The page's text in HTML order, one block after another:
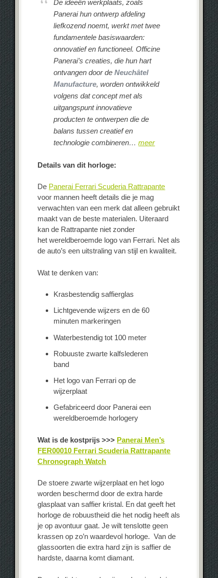
De ideeën werkplaats, zoals
Panerai hun ontwerp afdeling
liefkozend noemt, werkt met twee
fundamentele basiswaarden:
onnovatief en functioneel. Officine
Panerai’s creaties, die hun hart
ontvangen door deNeuchâtel
Manufacture, worden ontwikkeld
volgens dat concept met als
uitgangspunt innovatieve
producten te ontwerpen die de
balans tussen creatief en
technologie combineren…meer
Details van dit horloge:
De Panerai Ferrari Scuderia Rattrapante
voor mannen heeft details die je mag
verwachten van een merk dat alleen gebruikt
maakt van de beste materialen. Uiteraard
kan de Rattrapante niet zonder
het wereldberoemde logo van Ferrari. Net als
de auto’s een uitstraling van stijl en kwaliteit.
Wat te denken van:
Krasbestendig saffierglas
Lichtgevende wijzers en de 60
minuten markeringen
Waterbestendig tot 100 meter
Robuuste zwarte kalfslederen
band
Het logo van Ferrari op de
wijzerplaat
Gefabriceerd door Panerai een
wereldberoemde horlogery
Wat is de kostprijs >>> Panerai Men’s
FER00010 Ferrari Scuderia Rattrapante
Chronograph Watch
De stoere zwarte wijzerplaat en het logo
worden beschermd door de extra harde
glasplaat van saffier kristal. En dat geeft het
horloge de robuustheid die het nodig heeft als
je op avontuur gaat. Je wilt tenslotte geen
krassen op zo’n waardevol horloge. Van de
glassoorten die extra hard zijn is saffier de
hardste, daarna komt diamant.